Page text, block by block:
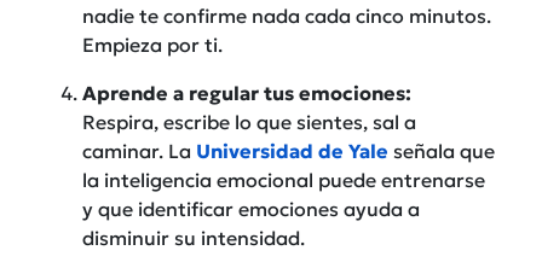
nadie te confirme nada cada cinco minutos.
Empieza por ti.
Aprende a regular tus emociones:
Respira, escribe lo que sientes, sal a
caminar. La Universidad de Yale señala que
la inteligencia emocional puede entrenarse
y que identificar emociones ayuda a
disminuir su intensidad.